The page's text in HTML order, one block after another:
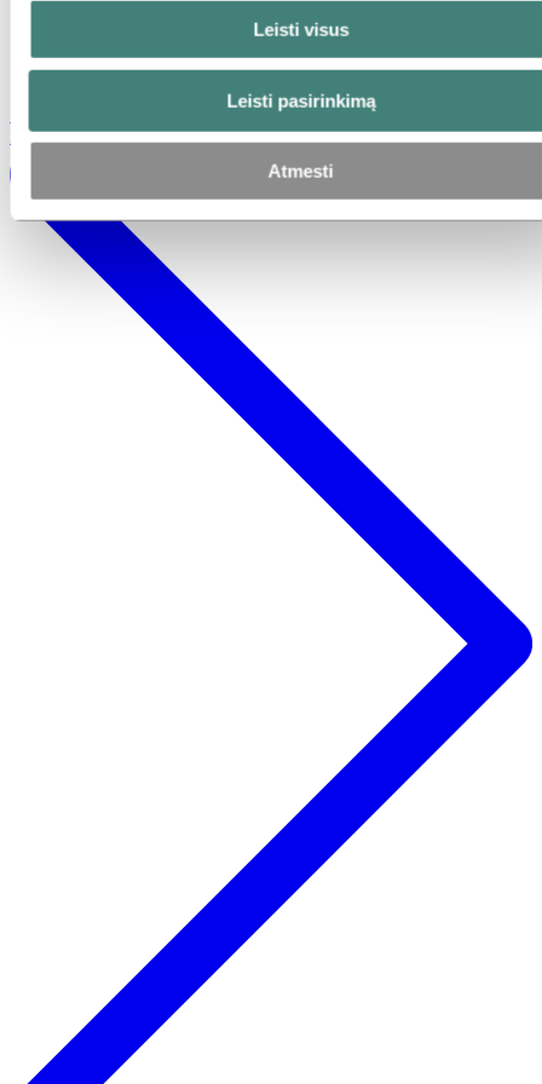
Leisti visus
Leisti pasirinkimą
Atmesti
Susisiekite su mumis jau šiandien ir aptarkite savo projektą su vienu
iš mūsų ekspertų